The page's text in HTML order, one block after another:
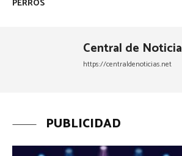
PERROS
Central de
https://centraldenoticias.net
PUBLICIDAD